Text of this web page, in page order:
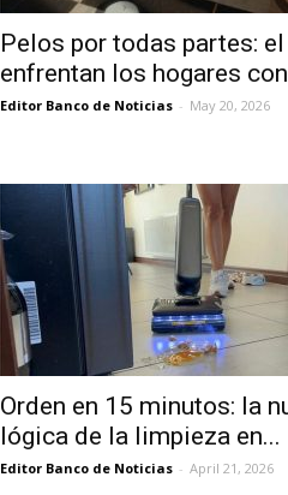
Pelos por todas partes:
enfrentan los hogares
Editor Banco de Noticias - May 20, 2026
Orden en 15 minutos: la
lógica de la limpieza en...
Editor Banco de Noticias - April 21, 2026